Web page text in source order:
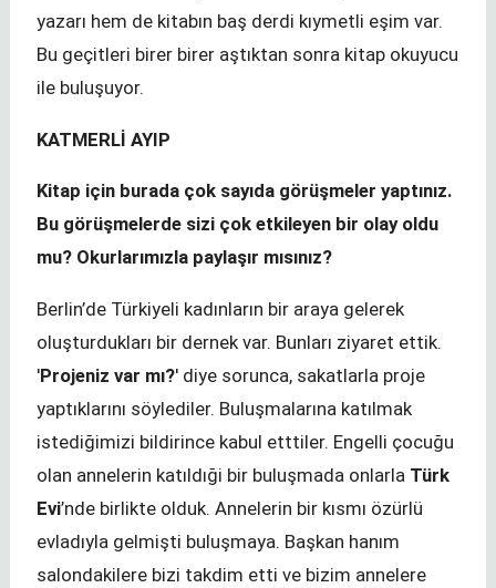
yazarı hem de kitabın baş derdi kıymetli eşim var.
Bu geçitleri birer birer aştıktan sonra kitap okuyucu
ile buluşuyor.
KATMERLİ AYIP
Kitap için burada çok sayıda görüşmeler yaptınız.
Bu görüşmelerde sizi çok etkileyen bir olay oldu
mu? Okurlarımızla paylaşır mısınız?
Berlin’de Türkiyeli kadınların bir araya gelerek
oluşturdukları bir dernek var. Bunları ziyaret ettik.
'Projeniz var mı?' diye sorunca, sakatlarla proje
yaptıklarını söylediler. Buluşmalarına katılmak
istediğimizi bildirince kabul etttiler. Engelli çocuğu
olan annelerin katıldıği bir buluşmada onlarla Türk
Evi’nde birlikte olduk. Annelerin bir kısmı özürlü
evladıyla gelmişti buluşmaya. Başkan hanım
salondakilere bizi takdim etti ve bizim annelere